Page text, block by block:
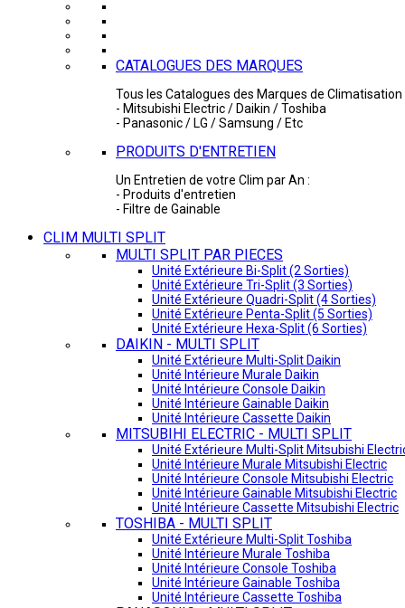
CATALOGUES DES MARQUES
Tous les Catalogues des Marques de Climatisation
- Mitsubishi Electric / Daikin / Toshiba
- Panasonic / LG / Samsung / Etc
PRODUITS D'ENTRETIEN
Un Entretien de votre Clim par An :
- Produits d'entretien
- Filtre de Gainable
CLIM MULTI SPLIT
MULTI SPLIT PAR PIECES
Unité Extérieure Bi-Split (2 Sorties)
Unité Extérieure Tri-Split (3 Sorties)
Unité Extérieure Quadri-Split (4 Sorties)
Unité Extérieure Penta-Split (5 Sorties)
Unité Extérieure Hexa-Split (6 Sorties)
DAIKIN - MULTI SPLIT
Unité Extérieure Multi-Split Daikin
Unité Intérieure Murale Daikin
Unité Intérieure Console Daikin
Unité Intérieure Gainable Daikin
Unité Intérieure Cassette Daikin
MITSUBIHI ELECTRIC - MULTI SPLIT
Unité Extérieure Multi-Split Mitsubishi
Unité Intérieure Murale Mitsubishi Electric
Unité Intérieure Console Mitsubishi Electric
Unité Intérieure Gainable Mitsubishi Electric
Unité Intérieure Cassette Mitsubishi Electric
TOSHIBA - MULTI SPLIT
Unité Extérieure Multi-Split Toshiba
Unité Intérieure Murale Toshiba
Unité Intérieure Console Toshiba
Unité Intérieure Gainable Toshiba
Unité Intérieure Cassette Toshiba